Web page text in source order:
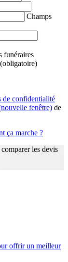
Champs
funéraires
(obligatoire)
de confidentialité
fenêtre) de
ça marche ?
les devis
offrir un meilleur